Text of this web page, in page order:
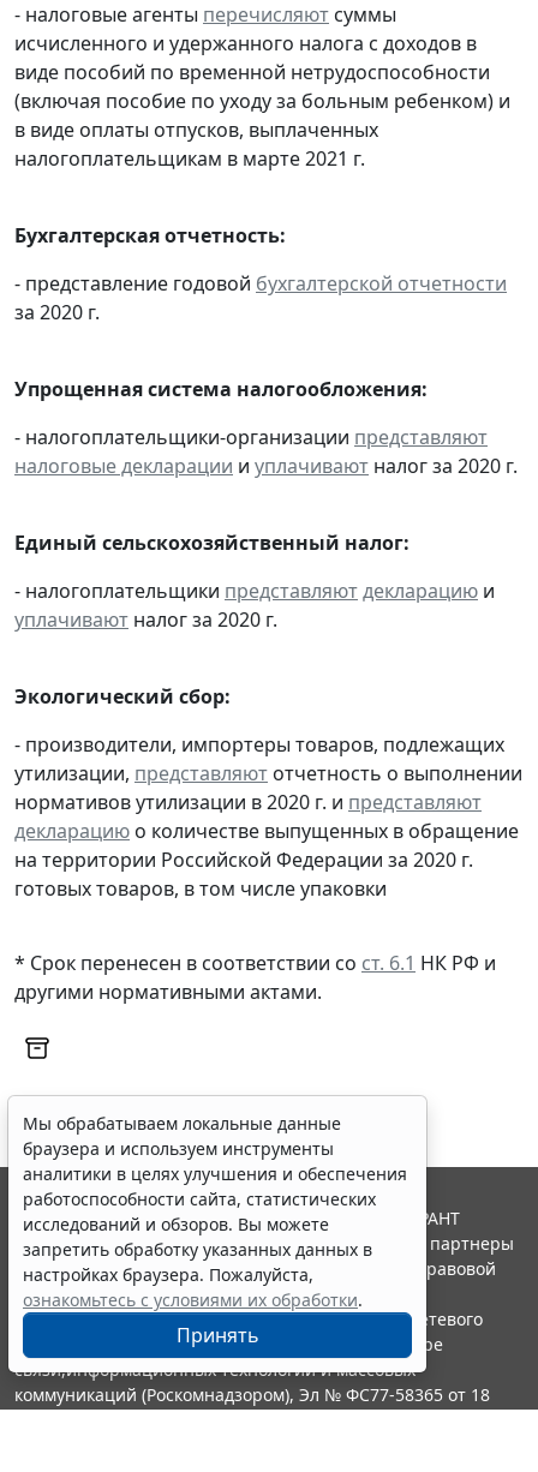
- налоговые агенты перечисляют суммы
исчисленного и удержанного налога с доходов в
виде пособий по временной нетрудоспособности
(включая пособие по уходу за больным ребенком) и
в виде оплаты отпусков, выплаченных
налогоплательщикам в марте 2021 г.
Бухгалтерская отчетность:
- представление годовой бухгалтерской отчетности
за 2020 г.
Упрощенная система налогообложения:
- налогоплательщики-организации представляют
налоговые декларации и уплачивают налог за 2020 г.
Единый сельскохозяйственный налог:
- налогоплательщики представляютдекларацию и
уплачивают налог за 2020 г.
Экологический сбор:
- производители, импортеры товаров, подлежащих
утилизации, представляют отчетность о выполнении
нормативов утилизации в 2020 г. и представляют
декларацию о количестве выпущенных в обращение
на территории Российской Федерации за 2020 г.
готовых товаров, в том числе упаковки
* Срок перенесен в соответствии со ст. 6.1 НК РФ и
другими нормативными актами.
Мы обрабатываем локальные данные
браузера и используем инструменты
аналитики в целях улучшения и обеспечения
работоспособности сайта, статистических
исследований и обзоров. Вы можете
запретить обработку указанных данных в
настройках браузера. Пожалуйста,
ознакомьтесь с условиями их обработки.
Принять
© ООО "НПП "ГАРАНТ-СЕРВИС", 2026. Система ГАРАНТ
выпускается с 1990 года. Компания "Гарант" и ее партнеры
являются участниками Российской ассоциации правовой
информации ГАРАНТ.
Портал ГАРАНТ.РУ зарегистрирован в качестве сетевого
издания Федеральной службой по надзору в сфере
связи,информационных технологий и массовых
коммуникаций (Роскомнадзором), Эл № ФС77-58365 от 18